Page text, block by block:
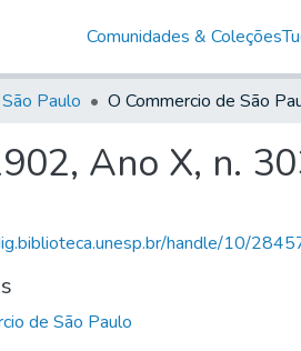
Comunidades & Coleções
Paulo
Ano X, n.
handle/10/
de São Paulo